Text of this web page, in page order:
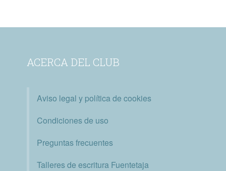
ACERCA DEL CLUB
Aviso legal y política de cookies
Condiciones de uso
Preguntas frecuentes
Talleres de escritura Fuentetaja